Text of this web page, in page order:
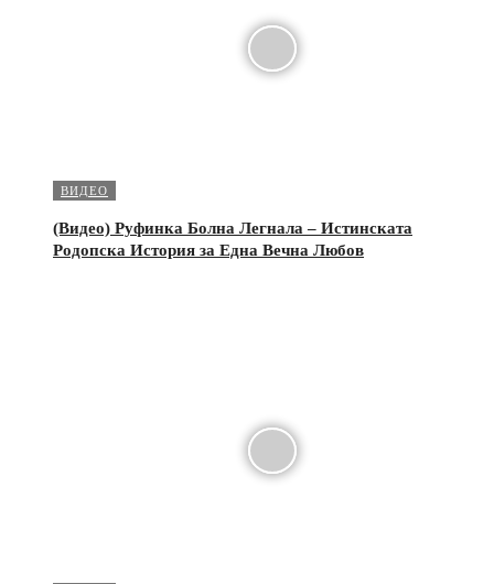
ВИДЕО
(Видео) Руфинка Болна Легнала – Истинската
Родопска История за Една Вечна Любов